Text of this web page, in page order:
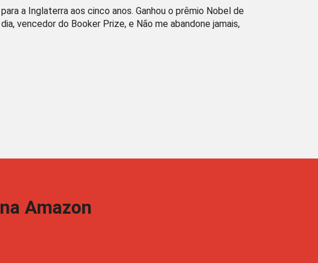
a Inglaterra aos cinco anos. Ganhou o prêmio Nobel de
vencedor do Booker Prize, e Não me abandone jamais,
Amazon